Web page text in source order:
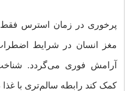
پرخوری در زمان استرس
مغز انسان در شرایط اضطراب
آرامش فوری می‌گردد.
کمک کند رابطه سالم‌تری با غذا